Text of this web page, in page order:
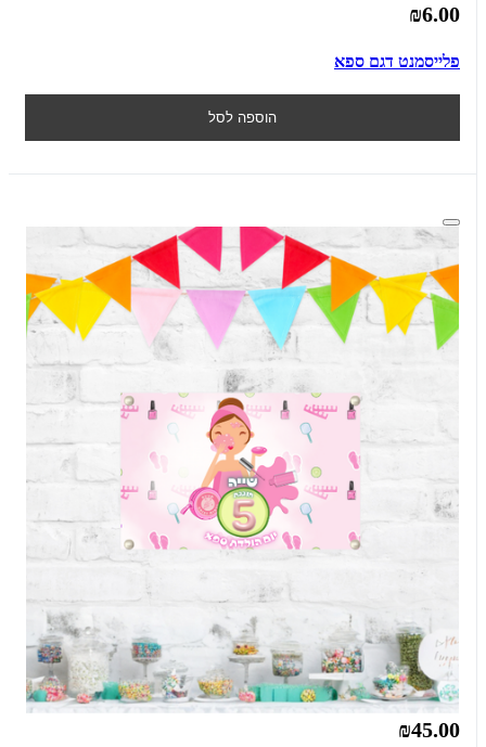
₪6.00
פלייסמנט דגם ספא
הוספה לסל
₪45.00